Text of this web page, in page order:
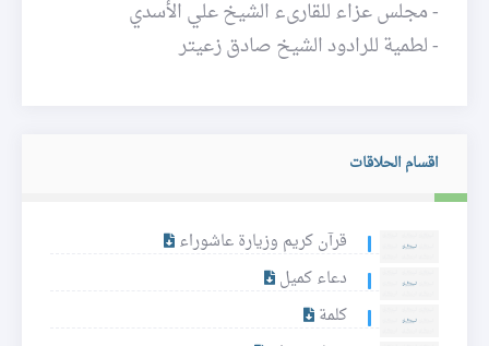
- مجلس عزاء للقارىء الشيخ علي الأسدي
- لطمية للرادود الشيخ صادق زعيتر
اقسام الحلاقات
قرآن كريم وزيارة عاشوراء
دعاء كميل
كلمة